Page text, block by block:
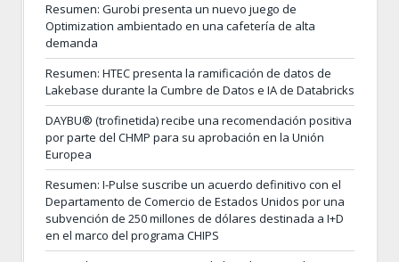
Resumen: Gurobi presenta un nuevo juego de
Optimization ambientado en una cafetería de alta
demanda
Resumen: HTEC presenta la ramificación de datos de
Lakebase durante la Cumbre de Datos e IA de Databricks
DAYBU® (trofinetida) recibe una recomendación positiva
por parte del CHMP para su aprobación en la Unión
Europea
Resumen: I-Pulse suscribe un acuerdo definitivo con el
Departamento de Comercio de Estados Unidos por una
subvención de 250 millones de dólares destinada a I+D
en el marco del programa CHIPS